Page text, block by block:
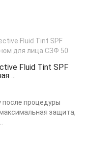
Fluid Tint SPF
...
после процедуры
защита,